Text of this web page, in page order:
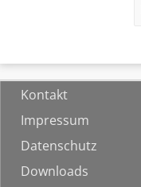
Kontakt
Impressum
Datenschutz
Downloads